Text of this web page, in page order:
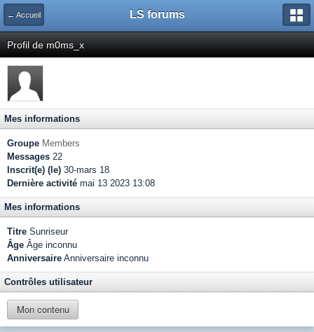
← Accueil LS forums
Profil de m0ms_x
Mes informations
Groupe Members
Messages 22
Inscrit(e) (le) 30-mars 18
Dernière activité mai 13 2023 13:08
Mes informations
Titre Sunriseur
Âge Âge inconnu
Anniversaire Anniversaire inconnu
Contrôles utilisateur
Mon contenu